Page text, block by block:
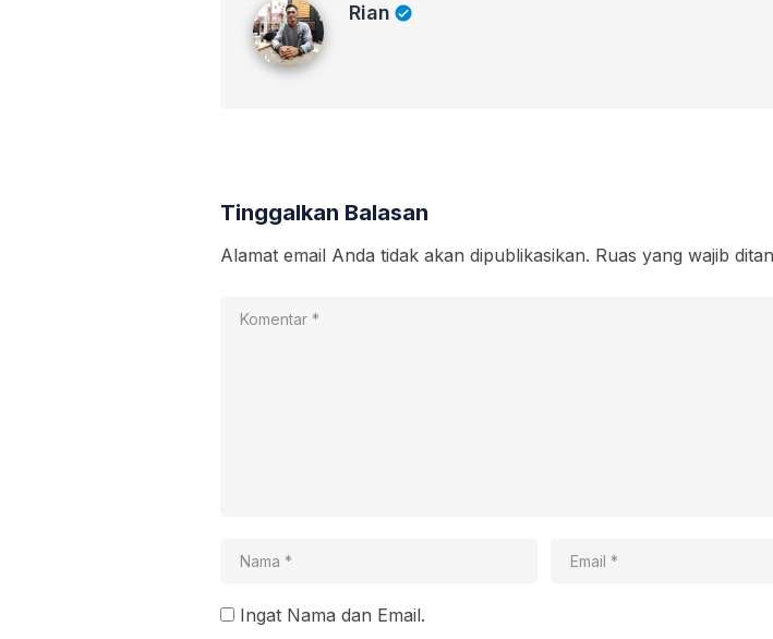
Rian
Tinggalkan Balasan
Alamat email Anda tidak akan dipublikasikan. Ruas yang wajib
Ingat Nama dan Email.